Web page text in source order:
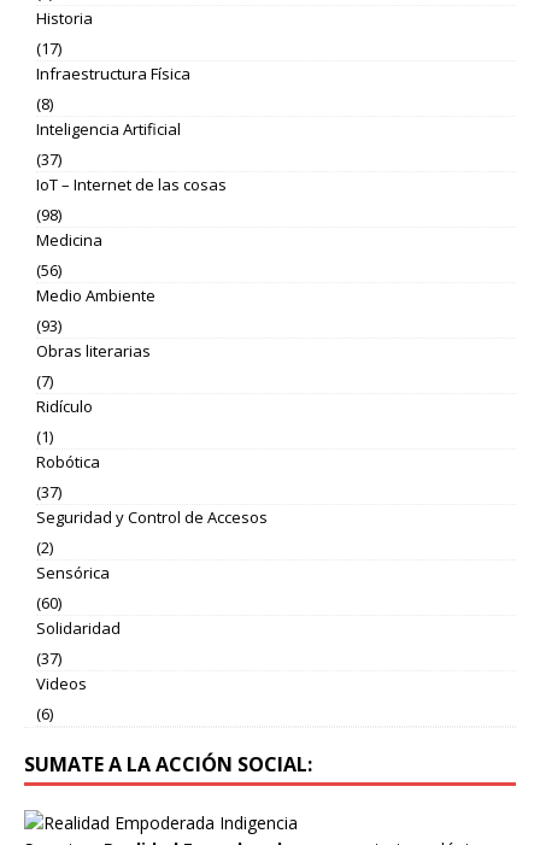
Historia
(17)
Infraestructura Física
(8)
Inteligencia Artificial
(37)
IoT – Internet de las cosas
(98)
Medicina
(56)
Medio Ambiente
(93)
Obras literarias
(7)
Ridículo
(1)
Robótica
(37)
Seguridad y Control de Accesos
(2)
Sensórica
(60)
Solidaridad
(37)
Videos
(6)
SUMATE A LA ACCIÓN SOCIAL: